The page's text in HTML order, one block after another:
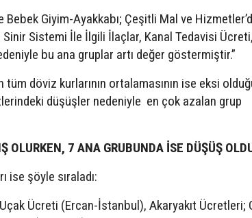
Bebek Giyim-Ayakkabı; Çeşitli Mal ve
Sinir Sistemi İle İlgili İlaçlar, Kanal Tedavisi Ücreti,
bu ana gruplar artı değer göstermiştir.”
tüm döviz kurlarının ortalamasının ise eksi
düşüşler nedeniyle en çok azalan grup
OLURKEN, 7 ANA GRUBUNDA İSE DÜŞÜŞ
ise şöyle sıraladı:
Ücreti (Ercan-İstanbul), Akaryakıt Ücretleri;